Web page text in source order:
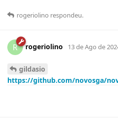
rogeriolino respondeu.
R rogeriolino 13 de Ago de
gildasio
https://github.com/novosga/